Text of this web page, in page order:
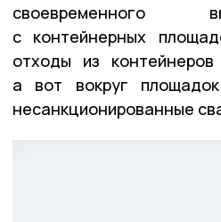
своевременного
с контейнерных
отходы из контейнеров
а вот вокруг
несанкционированные